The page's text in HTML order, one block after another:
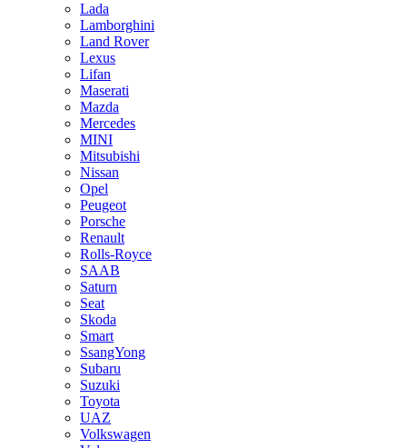
Lada
Lamborghini
Land Rover
Lexus
Lifan
Maserati
Mazda
Mercedes
MINI
Mitsubishi
Nissan
Opel
Peugeot
Porsche
Renault
Rolls-Royce
SAAB
Saturn
Seat
Skoda
Smart
SsangYong
Subaru
Suzuki
Toyota
UAZ
Volkswagen